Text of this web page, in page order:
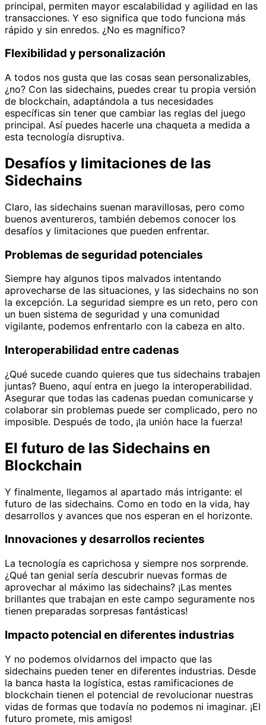
principal, permiten mayor escalabilidad y agilidad en las
transacciones. Y eso significa que todo funciona más
rápido y sin enredos. ¿No es magnífico?
Flexibilidad y personalización
A todos nos gusta que las cosas sean personalizables,
¿no? Con las sidechains, puedes crear tu propia versión
de blockchain, adaptándola a tus necesidades
específicas sin tener que cambiar las reglas del juego
principal. Así puedes hacerle una chaqueta a medida a
esta tecnología disruptiva.
Desafíos y limitaciones de las
Sidechains
Claro, las sidechains suenan maravillosas, pero como
buenos aventureros, también debemos conocer los
desafíos y limitaciones que pueden enfrentar.
Problemas de seguridad potenciales
Siempre hay algunos tipos malvados intentando
aprovecharse de las situaciones, y las sidechains no son
la excepción. La seguridad siempre es un reto, pero con
un buen sistema de seguridad y una comunidad
vigilante, podemos enfrentarlo con la cabeza en alto.
Interoperabilidad entre cadenas
¿Qué sucede cuando quieres que tus sidechains trabajen
juntas? Bueno, aquí entra en juego la interoperabilidad.
Asegurar que todas las cadenas puedan comunicarse y
colaborar sin problemas puede ser complicado, pero no
imposible. Después de todo, ¡la unión hace la fuerza!
El futuro de las Sidechains en
Blockchain
Y finalmente, llegamos al apartado más intrigante: el
futuro de las sidechains. Como en todo en la vida, hay
desarrollos y avances que nos esperan en el horizonte.
Innovaciones y desarrollos recientes
La tecnología es caprichosa y siempre nos sorprende.
¿Qué tan genial sería descubrir nuevas formas de
aprovechar al máximo las sidechains? ¡Las mentes
brillantes que trabajan en este campo seguramente nos
tienen preparadas sorpresas fantásticas!
Impacto potencial en diferentes industrias
Y no podemos olvidarnos del impacto que las
sidechains pueden tener en diferentes industrias. Desde
la banca hasta la logística, estas ramificaciones de
blockchain tienen el potencial de revolucionar nuestras
vidas de formas que todavía no podemos ni imaginar. ¡El
futuro promete, mis amigos!